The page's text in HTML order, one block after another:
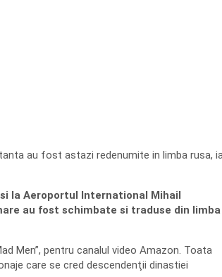
au fost astazi redenumite in limba rusa,
la Aeroportul International Mihail
au fost schimbate si traduse din limba
Men”, pentru canalul video Amazon. Toata
care se cred descendenţii dinastiei